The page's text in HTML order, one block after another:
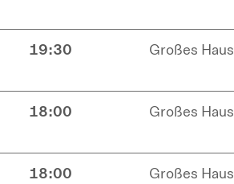
19:30 Großes Haus
18:00 Großes Haus
18:00 Großes Haus